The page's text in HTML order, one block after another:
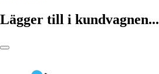
Lägger till i kundvagnen...